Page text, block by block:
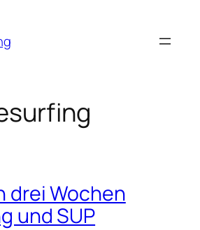
drei Wochen
und SUP